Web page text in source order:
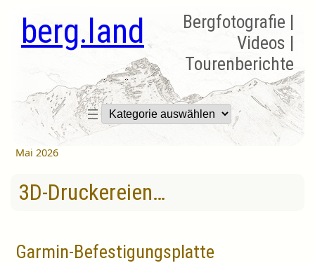
berg.land
Bergfotografie |
Videos |
Tourenberichte
Kategorien
Mai 2026
3D-Druckereien…
Garmin-Befestigungsplatte